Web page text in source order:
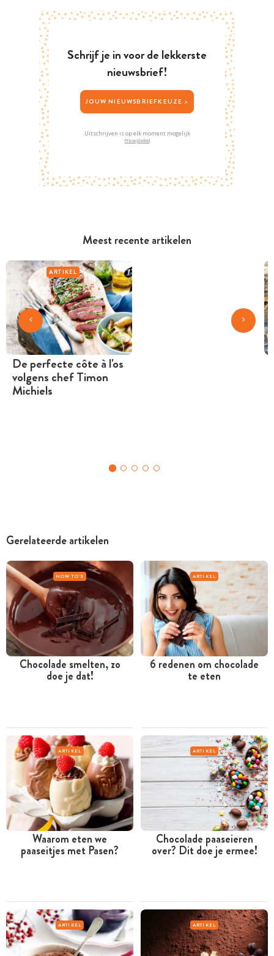
Meest recente artikelen
ARTIKEL
De perfecte côte à l'os
volgens chef Timon
Michiels
Schrijf je in voor de lekkerste
nieuwsbrief!
JOUW NIEUWSBRIEFKEUZE >
Uitschrijven is op elk moment mogelijk
Privacybeleid
Gerelateerde artikelen
HOW TO'S
Chocolade smelten, zo
doe je dat!
ARTIKEL
6 redenen om chocolade
te eten
ARTIKEL
Waarom eten we
paaseitjes met Pasen?
ARTIKEL
Chocolade paaseieren
over? Dit doe je ermee!
ARTIKEL ARTIKEL